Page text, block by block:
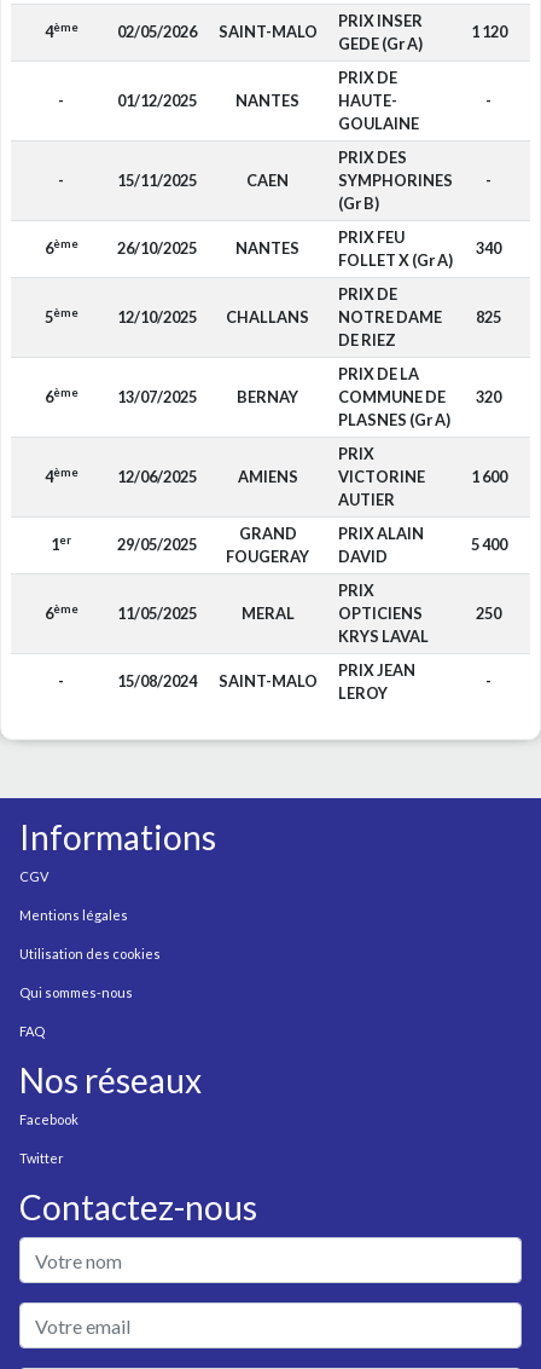
4ème 02/05/2026 SAINT-MALO
PRIX INSER
GEDE (Gr A)
1 120
- 01/12/2025 NANTES
PRIX DE
HAUTE-
GOULAINE
-
- 15/11/2025 CAEN
PRIX DES
SYMPHORINES
(Gr B)
-
6ème 26/10/2025 NANTES
PRIX FEU
FOLLET X (Gr A)
340
5ème 12/10/2025 CHALLANS
PRIX DE
NOTRE DAME
DE RIEZ
825
6ème 13/07/2025 BERNAY
PRIX DE LA
COMMUNE DE
PLASNES (Gr A)
320
4ème 12/06/2025 AMIENS
PRIX
VICTORINE
AUTIER
1 600
1er 29/05/2025
GRAND
FOUGERAY
PRIX ALAIN
DAVID
5 400
6ème 11/05/2025 MERAL
PRIX
OPTICIENS
KRYS LAVAL
250
- 15/08/2024 SAINT-MALO
PRIX JEAN
LEROY
-
Informations
CGV
Mentions légales
Utilisation des cookies
Qui sommes-nous
FAQ
Nos réseaux
Facebook
Twitter
Contactez-nous